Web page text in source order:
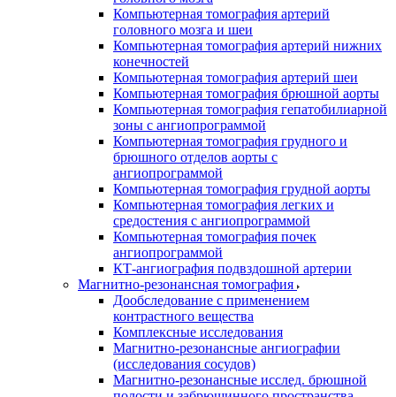
Компьютерная томография артерий
головного мозга и шеи
Компьютерная томография артерий нижних
конечностей
Компьютерная томография артерий шеи
Компьютерная томография брюшной аорты
Компьютерная томография гепатобилиарной
зоны с ангиопрограммой
Компьютерная томография грудного и
брюшного отделов аорты с
ангиопрограммой
Компьютерная томография грудной аорты
Компьютерная томография легких и
средостения с ангиопрограммой
Компьютерная томография почек
ангиопрограммой
КТ-ангиография подвздошной артерии
Магнитно-резонансная томография
Дообследование с применением
контрастного вещества
Комплексные исследования
Магнитно-резонансные ангиографии
(исследования сосудов)
Магнитно-резонансные исслед. брюшной